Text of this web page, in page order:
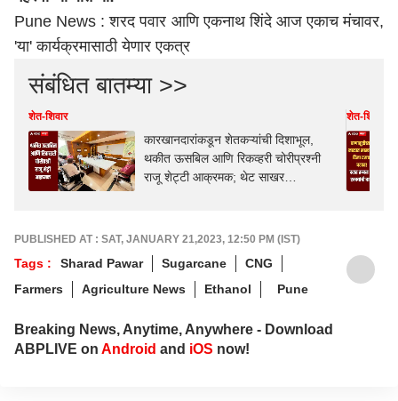
Pune News : शरद पवार आणि एकनाथ शिंदे आज एकाच मंचावर,
'या' कार्यक्रमासाठी येणार एकत्र
संबंधित बातम्या >>
शेत-शिवार
कारखानदारांकडून शेतकऱ्यांची दिशाभूल,
थकीत ऊसबिल आणि रिकव्हरी चोरीप्रश्नी
राजू शेट्टी आक्रमक; थेट साखर
शेत-शिवार
PUBLISHED AT : SAT, JANUARY 21,2023, 12:50 PM (IST)
Tags : Sharad Pawar Sugarcane
CNG
Farmers
Agriculture News Ethanol Pune
Breaking News, Anytime, Anywhere - Download
ABPLIVE on Android and iOS now!